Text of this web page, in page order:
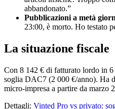
abbandonato.”
Pubblicazioni a metà
23:00, è morto. Ho testato
La situazione fiscale
Con 8 142 € di fatturato lordo in 6
soglia DAC7 (2 000 €/anno). Ha
micro-impresa a partire da marzo
Dettagli: Vinted Pro vs privato: